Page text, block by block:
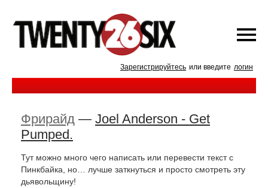
Зарегистрируйтесь или введите логин
Фрирайд — Joel Anderson - Get
Pumped.
Тут можно много чего написать или перевести текст с
Пинкбайка, но… лучше заткнуться и просто смотреть эту
дьявольщину!